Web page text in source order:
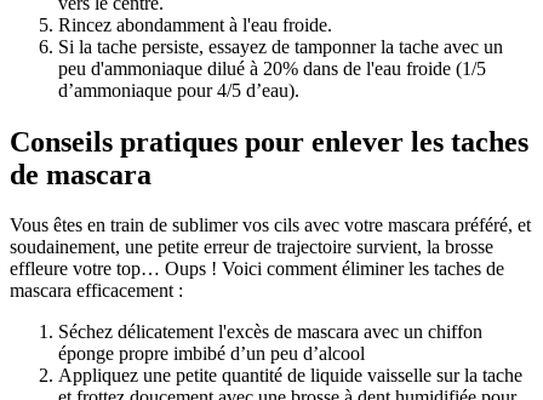
Rincez abondamment à l'eau froide.
Si la tache persiste, essayez de tamponner la tache avec un
peu d'ammoniaque dilué à 20% dans de l'eau froide (1/5
d’ammoniaque pour 4/5 d’eau).
Conseils pratiques pour enlever les taches
de mascara
Vous êtes en train de sublimer vos cils avec votre mascara préféré, et
soudainement, une petite erreur de trajectoire survient, la brosse
effleure votre top… Oups ! Voici comment éliminer les taches de
mascara efficacement :
Séchez délicatement l'excès de mascara avec un chiffon
éponge propre imbibé d’un peu d’alcool
Appliquez une petite quantité de liquide vaisselle sur la tache